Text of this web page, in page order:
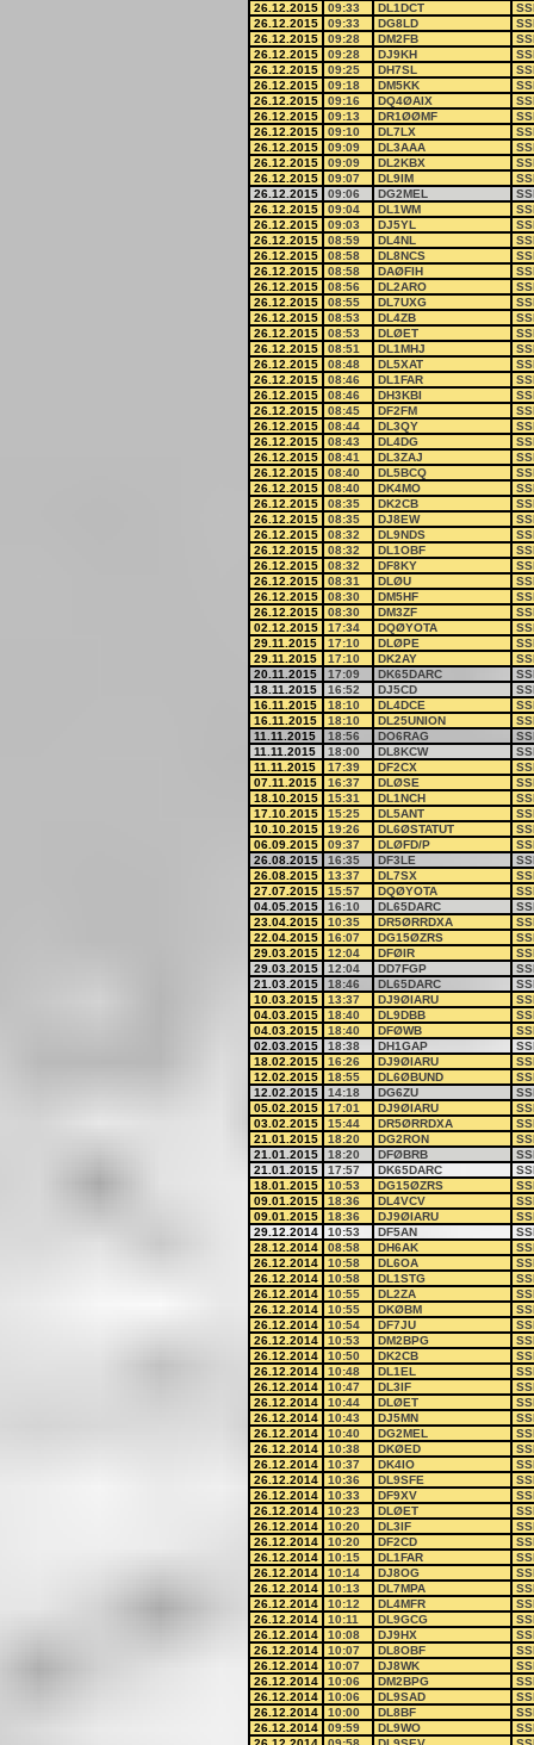
26.12.2015
09:33 DL1DCT
26.12.2015
09:33 DG8LD
26.12.2015
09:28 DM2FB
26.12.2015
09:28 DJ9KH
26.12.2015
09:25 DH7SL
26.12.2015
09:18 DM5KK
26.12.2015
09:16 DQ4ØAIX
26.12.2015
09:13 DR1ØØMF
26.12.2015
09:10 DL7LX
26.12.2015
09:09 DL3AAA
26.12.2015
09:09 DL2KBX
26.12.2015
09:07 DL9IM
26.12.2015
09:06 DG2MEL
26.12.2015
09:04 DL1WM
26.12.2015
09:03 DJ5YL
26.12.2015
08:59 DL4NL
26.12.2015
08:58 DL8NCS
26.12.2015
08:58 DAØFIH
26.12.2015
08:56 DL2ARO
26.12.2015
08:55 DL7UXG
26.12.2015
08:53 DL4ZB
26.12.2015
08:53 DLØET
26.12.2015
08:51 DL1MHJ
26.12.2015
08:48 DL5XAT
26.12.2015
08:46 DL1FAR
26.12.2015
08:46 DH3KBI
26.12.2015
08:45 DF2FM
26.12.2015
08:44 DL3QY
26.12.2015
08:43 DL4DG
26.12.2015
08:41 DL3ZAJ
26.12.2015
08:40 DL5BCQ
26.12.2015
08:40 DK4MO
26.12.2015
08:35 DK2CB
26.12.2015
08:35 DJ8EW
26.12.2015
08:32 DL9NDS
26.12.2015
08:32 DL1OBF
26.12.2015
08:32 DF8KY
26.12.2015
08:31 DLØU
26.12.2015
08:30 DM5HF
26.12.2015
08:30 DM3ZF
02.12.2015
17:34 DQØYOTA
29.11.2015
17:10 DLØPE
29.11.2015
17:10 DK2AY
20.11.2015
17:09 DK65DARC
18.11.2015
16:52 DJ5CD
16.11.2015
18:10 DL4DCE
16.11.2015
18:10 DL25UNION
11.11.2015
18:56 DO6RAG
11.11.2015
18:00 DL8KCW
11.11.2015
17:39 DF2CX
07.11.2015
16:37 DLØSE
18.10.2015
15:31 DL1NCH
17.10.2015
15:25 DL5ANT
10.10.2015
19:26 DL6ØSTATUT
06.09.2015
09:37 DLØFD/P
26.08.2015
16:35 DF3LE
26.08.2015
13:37 DL7SX
27.07.2015
15:57 DQØYOTA
04.05.2015
16:10 DL65DARC
23.04.2015
10:35 DR5ØRRDXA
22.04.2015
16:07 DG15ØZRS
29.03.2015
12:04 DFØIR
29.03.2015
12:04 DD7FGP
21.03.2015
18:46 DL65DARC
10.03.2015
13:37 DJ9ØIARU
04.03.2015
18:40 DL9DBB
04.03.2015
18:40 DFØWB
02.03.2015
18:38 DH1GAP
18.02.2015
16:26 DJ9ØIARU
12.02.2015
18:55 DL6ØBUND
12.02.2015
14:18 DG6ZU
05.02.2015
17:01 DJ9ØIARU
03.02.2015
15:44 DR5ØRRDXA
21.01.2015
18:20 DG2RON
21.01.2015
18:20 DFØBRB
21.01.2015
17:57 DK65DARC
18.01.2015
10:53 DG15ØZRS
09.01.2015
18:36 DL4VCV
09.01.2015
18:36 DJ9ØIARU
29.12.2014
10:53 DF5AN
28.12.2014
08:58 DH6AK
26.12.2014
10:58 DL6OA
26.12.2014
10:58 DL1STG
26.12.2014
10:55 DL2ZA
26.12.2014
10:55 DKØBM
26.12.2014
10:54 DF7JU
26.12.2014
10:53 DM2BPG
26.12.2014
10:50 DK2CB
26.12.2014
10:48 DL1EL
26.12.2014
10:47 DL3IF
26.12.2014
10:44 DLØET
26.12.2014
10:43 DJ5MN
26.12.2014
10:40 DG2MEL
26.12.2014
10:38 DKØED
26.12.2014
10:37 DK4IO
26.12.2014
10:36 DL9SFE
26.12.2014
10:33 DF9XV
26.12.2014
10:23 DLØET
26.12.2014
10:20 DL3IF
26.12.2014
10:20 DF2CD
26.12.2014
10:15 DL1FAR
26.12.2014
10:14 DJ8OG
26.12.2014
10:13 DL7MPA
26.12.2014
10:12 DL4MFR
26.12.2014
10:11 DL9GCG
26.12.2014
10:08 DJ9HX
26.12.2014
10:07 DL8OBF
26.12.2014
10:07 DJ8WK
26.12.2014
10:06 DM2BPG
26.12.2014
10:06 DL9SAD
26.12.2014
10:00 DL8BF
26.12.2014
09:59 DL9WO